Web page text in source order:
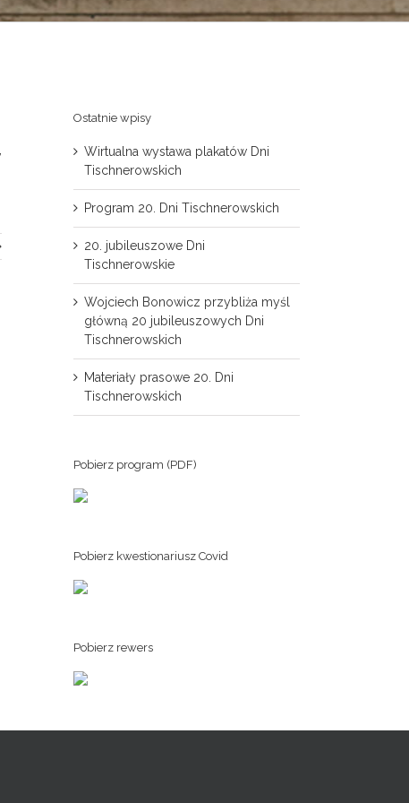
Ostatnie wpisy
Wirtualna wystawa plakatów Dni
Tischnerowskich
Program 20. Dni Tischnerowskich
20. jubileuszowe Dni
Tischnerowskie
Wojciech Bonowicz przybliża myśl
główną 20 jubileuszowych Dni
Tischnerowskich
Materiały prasowe 20. Dni
Tischnerowskich
Pobierz program (PDF)
Pobierz kwestionariusz Covid
Pobierz rewers